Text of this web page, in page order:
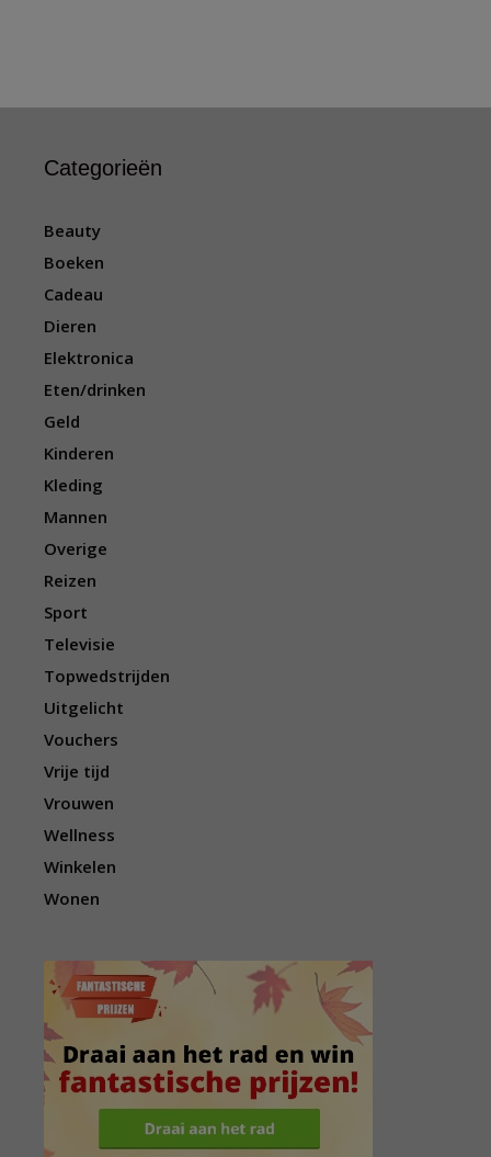
Categorieën
Beauty
Boeken
Cadeau
Dieren
Elektronica
Eten/drinken
Geld
Kinderen
Kleding
Mannen
Overige
Reizen
Sport
Televisie
Topwedstrijden
Uitgelicht
Vouchers
Vrije tijd
Vrouwen
Wellness
Winkelen
Wonen